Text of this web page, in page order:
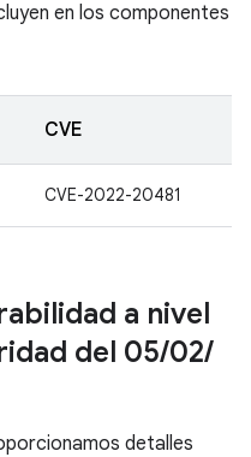
en los componentes
CVE
CVE-2022-20481
a nivel
del 05/02/
detalles